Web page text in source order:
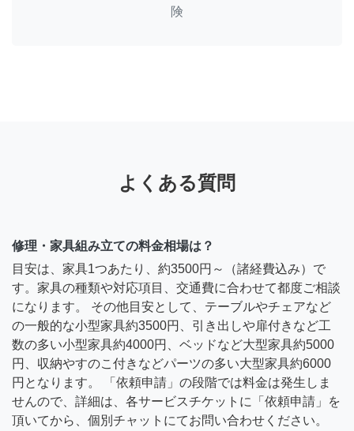
険
よくある質問
修理・家具組み立ての料金相場は？
目安は、家具1つあたり、約3500円～（諸経費込み）で
す。家具の種類や対応項目、交通費に合わせて都度ご相談
になります。 その他目安として、テーブルやチェアなど
の一般的な小型家具約3500円、引き出しや扉付きなど工
数の多い小型家具約4000円、ベッドなど大型家具約5000
円、収納やすのこ付きなどパーツの多い大型家具約6000
円となります。 「依頼申請」の段階では料金は発生しま
せんので、詳細は、各サービスチケットに「依頼申請」を
頂いてから、個別チャットにてお問い合わせください。